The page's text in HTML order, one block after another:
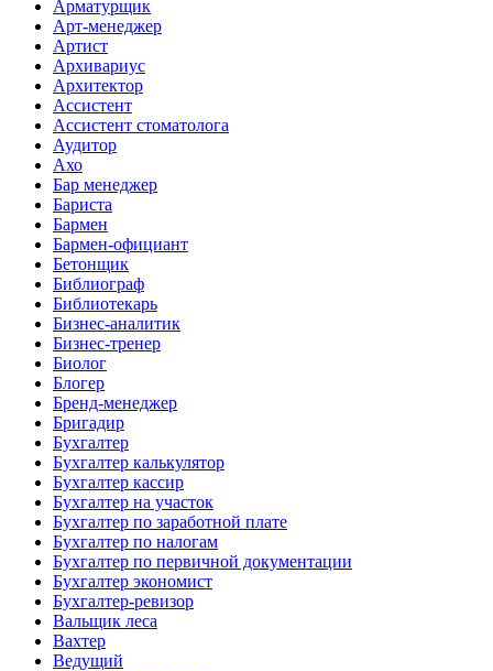
Арматурщик
Арт-менеджер
Артист
Архивариус
Архитектор
Ассистент
Ассистент стоматолога
Аудитор
Ахо
Бар менеджер
Бариста
Бармен
Бармен-официант
Бетонщик
Библиограф
Библиотекарь
Бизнес-аналитик
Бизнес-тренер
Биолог
Блогер
Бренд-менеджер
Бригадир
Бухгалтер
Бухгалтер калькулятор
Бухгалтер кассир
Бухгалтер на участок
Бухгалтер по заработной плате
Бухгалтер по налогам
Бухгалтер по первичной документации
Бухгалтер экономист
Бухгалтер-ревизор
Вальщик леса
Вахтер
Ведущий